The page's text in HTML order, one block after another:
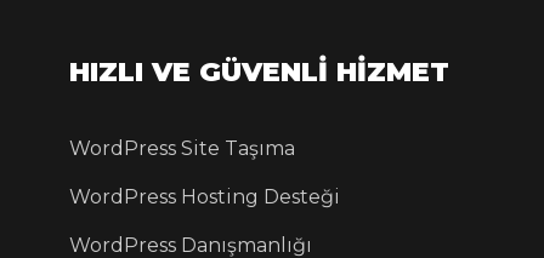
HIZLI VE GÜVENLİ HİZMET
WordPress Site Taşıma
WordPress Hosting Desteği
WordPress Danışmanlığı